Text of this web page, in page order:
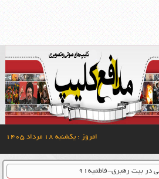
امروز : یکشنبه ۱۸ مرداد ۱۴۰۵
در بیت رهبری-فاطمیه۹۱